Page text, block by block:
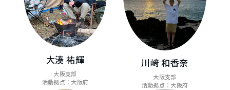
大湊 祐輝
大阪支部
活動拠点：大阪府
川﨑 和香奈
大阪支部
活動拠点：大阪府